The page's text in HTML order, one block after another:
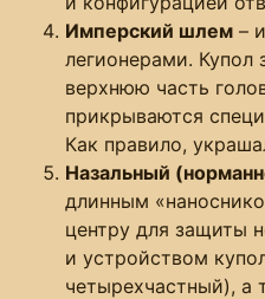
Имперский шлем –
легионерами.
верхнюю часть
прикрываются
Как правило,
Назальный
длинным
центру для защиты
и устройством
четырехчастный), а